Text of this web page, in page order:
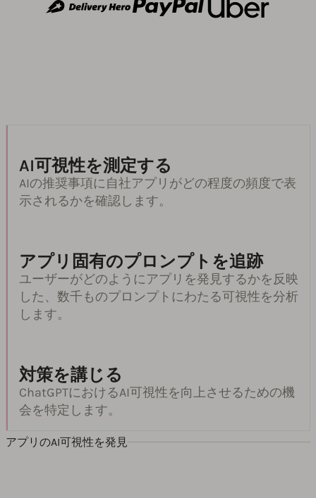
AI可視性を測定する
AIの推奨事項に自社アプリがどの程度の頻度で表
示されるかを確認します。
アプリ固有のプロンプトを追跡
ユーザーがどのようにアプリを発見するかを反映
した、数千ものプロンプトにわたる可視性を分析
します。
対策を講じる
ChatGPTにおけるAI可視性を向上させるための機
会を特定します。
アプリのAI可視性を発見